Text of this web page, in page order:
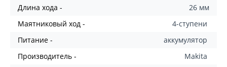
Длина хода -
26 мм
Маятниковый ход -
4-ступени
Питание -
аккумулятор
Производитель -
Makita